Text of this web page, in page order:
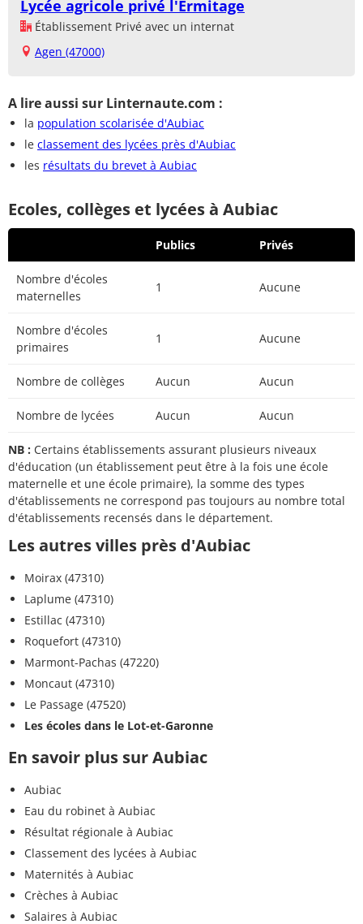
Lycée agricole privé l'Ermitage
Établissement Privé avec un internat
Agen (47000)
A lire aussi sur Linternaute.com :
la population scolarisée d'Aubiac
le classement des lycées près d'Aubiac
les résultats du brevet à Aubiac
Ecoles, collèges et lycées à Aubiac
Publics Privés
Nombre d'écoles
maternelles
1 Aucune
Nombre d'écoles
primaires
1 Aucune
Nombre de collèges Aucun Aucun
Nombre de lycées Aucun Aucun
NB : Certains établissements assurant plusieurs niveaux
d'éducation (un établissement peut être à la fois une école
maternelle et une école primaire), la somme des types
d'établissements ne correspond pas toujours au nombre total
d'établissements recensés dans le département.
Les autres villes près d'Aubiac
Moirax (47310)
Laplume (47310)
Estillac (47310)
Roquefort (47310)
Marmont-Pachas (47220)
Moncaut (47310)
Le Passage (47520)
Les écoles dans le Lot-et-Garonne
En savoir plus sur Aubiac
Aubiac
Eau du robinet à Aubiac
Résultat régionale à Aubiac
Classement des lycées à Aubiac
Maternités à Aubiac
Crèches à Aubiac
Salaires à Aubiac